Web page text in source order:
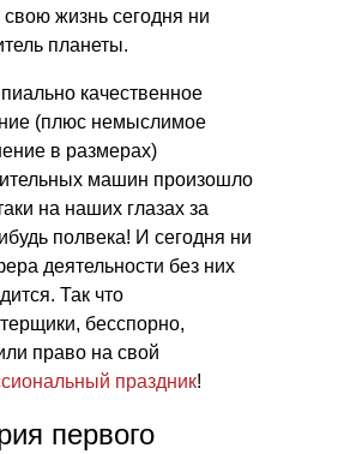
жизнь сегодня ни
планеты.
качественное
(плюс немыслимое
в размерах)
машин произошло
на наших глазах за
полвека! И сегодня ни
деятельности без них
Так что
бесспорно,
право на свой
праздник!
первого